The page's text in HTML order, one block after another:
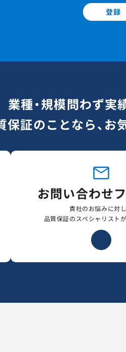
登録
業種・規模問わず実
保証のことなら、お
お問い合わせ
貴社のお悩みに対
品質保証のスペシャリスト